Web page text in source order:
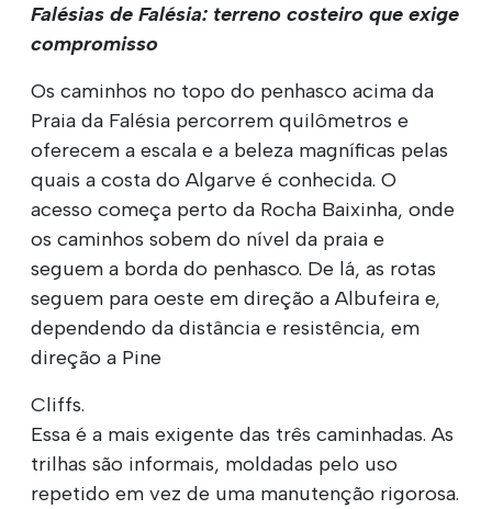
Falésias de Falésia: terreno costeiro que exige
compromisso
Os caminhos no topo do penhasco acima da
Praia da Falésia percorrem quilômetros e
oferecem a escala e a beleza magníficas pelas
quais a costa do Algarve é conhecida. O
acesso começa perto da Rocha Baixinha, onde
os caminhos sobem do nível da praia e
seguem a borda do penhasco. De lá, as rotas
seguem para oeste em direção a Albufeira e,
dependendo da distância e resistência, em
direção a Pine
Cliffs.
Essa é a mais exigente das três caminhadas. As
trilhas são informais, moldadas pelo uso
repetido em vez de uma manutenção rigorosa.